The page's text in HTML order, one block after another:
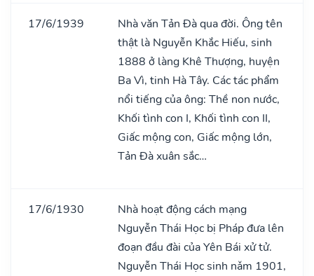
17/6/1939
Nhà văn Tản Đà qua đời. Ông tên
thật là Nguyễn Khắc Hiếu, sinh
1888 ở làng Khê Thượng, huyện
Ba Vì, tinh Hà Tây. Các tác phẩm
nổi tiếng của ông: Thề non nước,
Khối tình con I, Khối tình con II,
Giấc mộng con, Giấc mộng lớn,
Tản Đà xuân sắc…
17/6/1930
Nhà hoạt động cách mạng
Nguyễn Thái Học bị Pháp đưa lên
đoạn đầu đài của Yên Bái xử tử.
Nguyễn Thái Học sinh nǎm 1901,